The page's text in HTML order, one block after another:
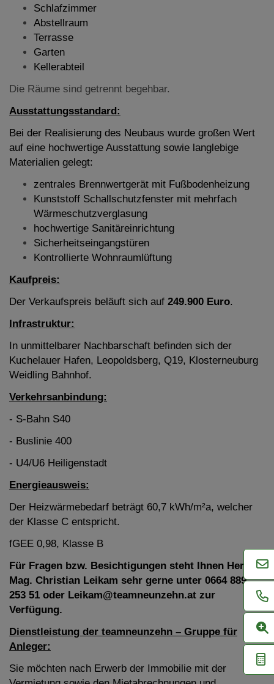
Schlafzimmer
Abstellraum
Terrasse
Garten
Kellerabteil
Die Räume sind getrennt begehbar.
Ausstattungsstandard:
Bei der Realisierung des Neubaus wurde großen Wert
auf eine hochwertige Ausstattung sowie langlebige
Materialien gelegt:
zentrales Brennwertgerät mit Fußbodenheizung
Kunststoff Schallschutzfenster mit mehrfach
Wärmeschutzverglasung
hochwertige Sanitäreinrichtung
Sicherheitseingangstüren
Kontrollierte Wohnraumlüftung
Kaufpreis:
Der Verkaufspreis beläuft sich auf 249.900 Euro.
Infrastruktur:
In unmittelbarer Nachbarschaft befinden sich der
Kuchelauer Hafen, Leopoldsberg, Q19, Klosterneuburg
Weidling Bahnhof.
Verkehrsanbindung:
- S-Bahn S40
- Buslinie 400
- U4/U6 Heiligenstadt
Energieausweis:
Der Heizwärmebedarf beträgt 60,7 kWh/m²a, welcher
der Klasse C entspricht.
fGEE 0,98, Klasse B
Für Fragen bzw. Besichtigungen steht Ihnen Herr
Mag. Christian Leikam sehr gerne unter 0664 889
253 51 oder Leikam@teamneunzehn.at zur
Verfügung.
Dienstleistung der teamneunzehn – Gruppe für
Anleger:
Sie möchten nach Erwerb der Immobilie mit der